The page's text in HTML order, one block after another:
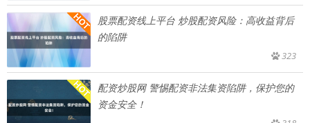
股票配资线上平台 炒股配资风险：高收益背后
的陷阱
323
配资炒股网 警惕配资非法集资陷阱，保护您的
资金安全！